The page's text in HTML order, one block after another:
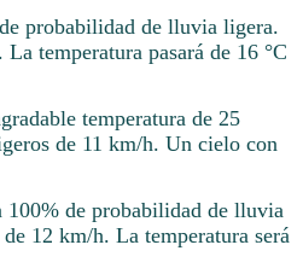
probabilidad de lluvia ligera.
temperatura pasará de 16 °C
temperatura de 25
de 11 km/h. Un cielo con
de probabilidad de lluvia
12 km/h. La temperatura será